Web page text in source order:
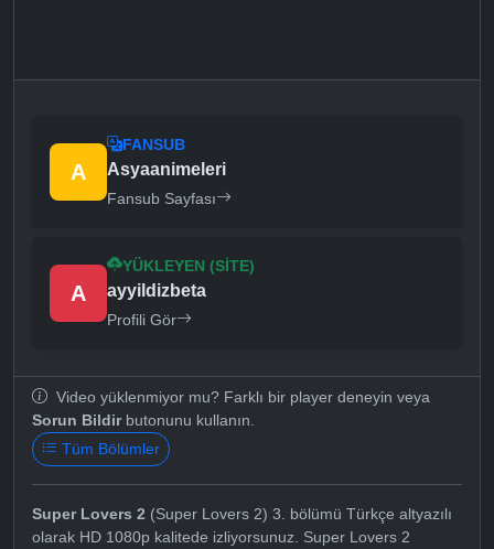
A
FANSUB
Asyaanimeleri
Fansub Sayfası
A
YÜKLEYEN (SITE)
ayyildizbeta
Profili Gör
Video yüklenmiyor mu? Farklı bir player deneyin veya
Sorun Bildirbutonunu kullanın.
Tüm Bölümler
Super Lovers 2 (Super Lovers 2) 3. bölümü Türkçe altyazılı
olarak HD 1080p kalitede izliyorsunuz. Super Lovers 2